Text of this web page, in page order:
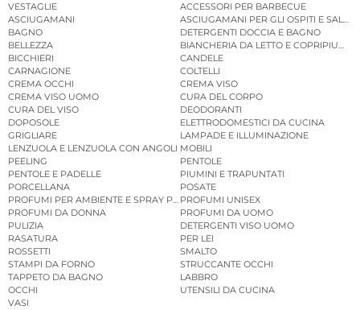
VESTAGLIE
ACCESSORI PER BARBECUE
ASCIUGAMANI
ASCIUGAMANI PER GLI OSPITI E
BAGNO
DETERGENTI DOCCIA E BAGNO
BELLEZZA
BIANCHERIA DA LETTO E COPRIPIUMINI
BICCHIERI
CANDELE
CARNAGIONE
COLTELLI
CREMA OCCHI
CREMA VISO
CREMA VISO UOMO
CURA DEL CORPO
CURA DEL VISO
DEODORANTI
DOPOSOLE
ELETTRODOMESTICI DA CUCINA
GRIGLIARE
LAMPADE E ILLUMINAZIONE
LENZUOLA E LENZUOLA CON ANGOLI MOBILI
PEELING
PENTOLE
PENTOLE E PADELLE
PIUMINI E TRAPUNTATI
PORCELLANA
POSATE
PROFUMI PER AMBIENTE E SPRAY PER AMBIENTE
PROFUMI UNISEX
PROFUMI DA DONNA
PROFUMI DA UOMO
PULIZIA
DETERGENTI VISO UOMO
RASATURA
PER LEI
ROSSETTI
SMALTO
STAMPI DA FORNO
STRUCCANTE OCCHI
TAPPETO DA BAGNO
LABBRO
OCCHI
UTENSILI DA CUCINA
VASI